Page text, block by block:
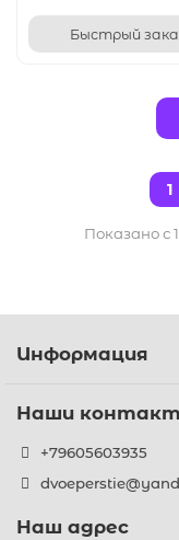
Быстрый
1
Показано с
Информация
Наши
+79605603935
Наш адрес